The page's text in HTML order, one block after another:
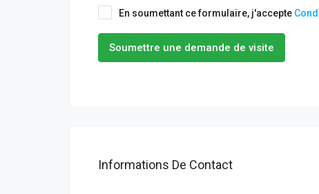
En soumettant ce formulaire, j'accepte
Soumettre une demande de visite
Informations De Contact